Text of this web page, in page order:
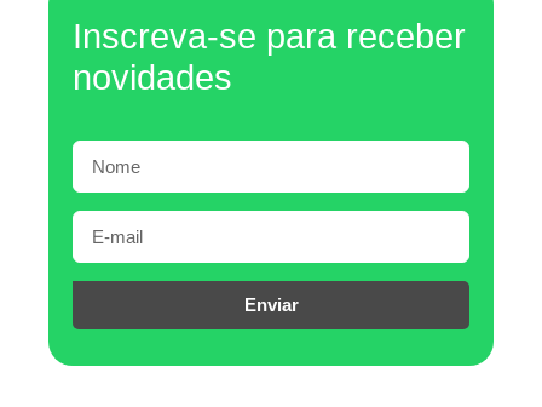
Inscreva-se para receber
novidades
Enviar